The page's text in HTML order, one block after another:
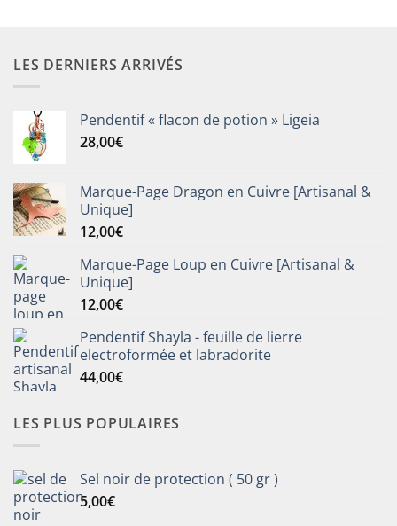
LES DERNIERS ARRIVÉS
Pendentif « flacon de potion » Ligeia
28,00€
Marque-Page Dragon en Cuivre [Artisanal &
Unique]
12,00€
Marque-Page Loup en Cuivre [Artisanal &
Unique]
12,00€
Pendentif Shayla - feuille de lierre
electroformée et labradorite
44,00€
LES PLUS POPULAIRES
Sel noir de protection ( 50 gr )
5,00€